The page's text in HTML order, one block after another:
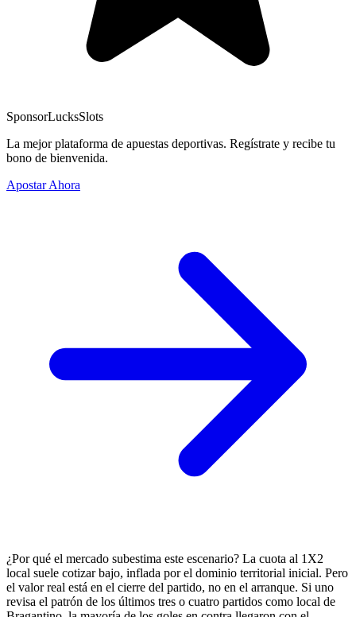
SponsorLucksSlots
La mejor plataforma de apuestas deportivas. Regístrate y recibe tu
bono de bienvenida.
Apostar Ahora
¿Por qué el mercado subestima este escenario? La cuota al 1X2
local suele cotizar bajo, inflada por el dominio territorial inicial. Pero
el valor real está en el cierre del partido, no en el arranque. Si uno
revisa el patrón de los últimos tres o cuatro partidos como local de